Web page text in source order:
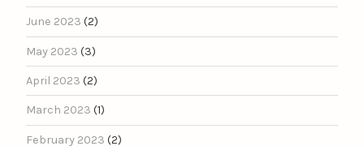
June 2023 (2)
May 2023 (3)
April 2023 (2)
March 2023 (1)
February 2023 (2)